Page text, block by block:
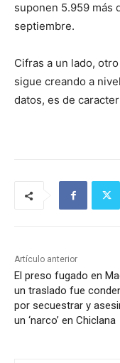
suponen 5.959 más
septiembre.
Cifras a un lado,
sigue creando a
datos, es de
Artículo anterior
El preso fugado en
un traslado fue
por secuestrar y
un ‘narco’ en Chiclana